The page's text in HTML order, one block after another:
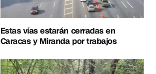
Estas vías estarán cerradas en
Caracas y Miranda por trabajos